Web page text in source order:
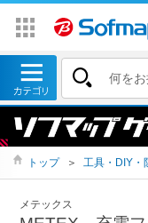
トップ ＞ 工具・DIY・
メテックス